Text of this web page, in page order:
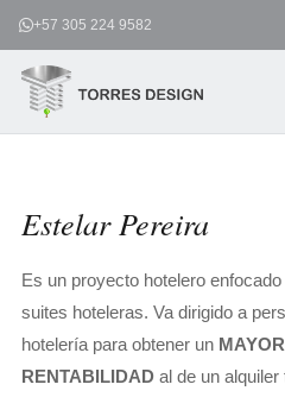
contenido
+57 305 224 9582
Estelar Pereira
Es un proyecto hotelero
suites hoteleras. Va dirigido a
hotelería para obtener un
RENTABILIDAD al de un